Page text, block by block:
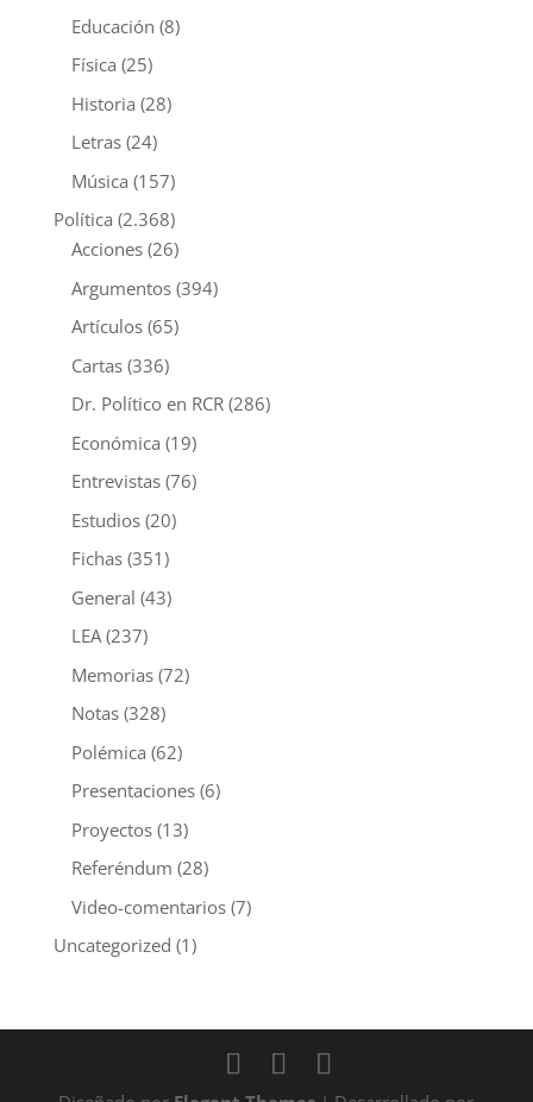
Educación (8)
Física (25)
Historia (28)
Letras(24)
Música (157)
Política (2.368)
Acciones(26)
Argumentos(394)
Artículos(65)
Cartas(336)
Dr. Político en RCR(286)
Económica (19)
Entrevistas(76)
Estudios(20)
Fichas(351)
General (43)
LEA(237)
Memorias(72)
Notas(328)
Polémica (62)
Presentaciones(6)
Proyectos(13)
Referéndum (28)
Video-comentarios(7)
Uncategorized (1)